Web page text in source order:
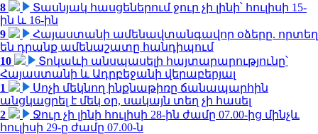
8
Տասնյակ հասցեներում ջուր չի լինի՝ հուլիսի 15-
ին և 16-ին
9
Հայաստանի ամենավտանգավոր օձերը. որտեղ
են դրանք ամենաշատը հանդիպում
10
Տոկաևի անսպասելի հայտարարությունը՝
Հայաստանի և Ադրբեջանի վերաբերյալ
1
Սոչի մեկնող ինքնաթիռը ճանապարհին
անցկացրել է մեկ օր, սակայն տեղ չի հասել
2
Ջուր չի լինի հուլիսի 28-ին ժամը 07.00-ից մինչև
հուլիսի 29-ը ժամը 07.00-ն